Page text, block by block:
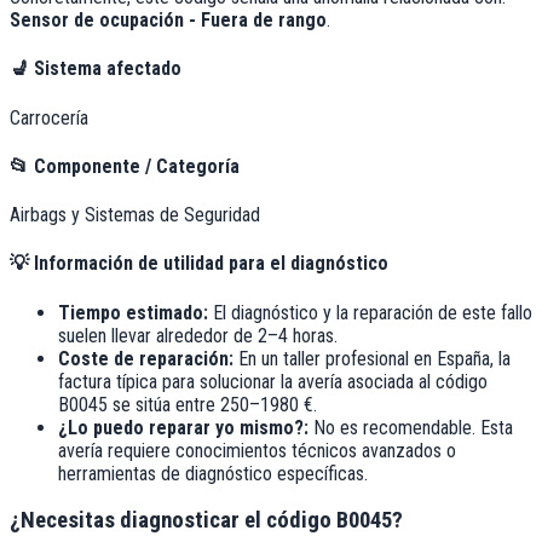
Sensor de ocupación - Fuera de rango.
💺 Sistema afectado
Carrocería
📂 Componente / Categoría
Airbags y Sistemas de Seguridad
💡Información de utilidad para el diagnóstico
Tiempo estimado: El diagnóstico y la reparación de este fallo
suelen llevar alrededor de 2–4 horas.
Coste de reparación: En un taller profesional en España, la
factura típica para solucionar la avería asociada al código
B0045 se sitúa entre 250–1980 €.
¿Lo puedo reparar yo mismo?: No es recomendable. Esta
avería requiere conocimientos técnicos avanzados o
herramientas de diagnóstico específicas.
¿Necesitas diagnosticar el código B0045?